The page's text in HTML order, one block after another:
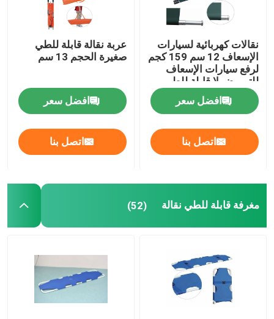
نقالات كهربائية لسيارات
الإسعاف 12 سم 159 كجم
لرفع سيارات الإسعاف
للتمريض لا قابلة للطي
افضل سعر
اتصل بنا
عربة نقالة قابلة للطي
صغيرة الحجم 13 سم
افضل سعر
اتصل بنا
مغرفة قابلة للطي نقالة (52)